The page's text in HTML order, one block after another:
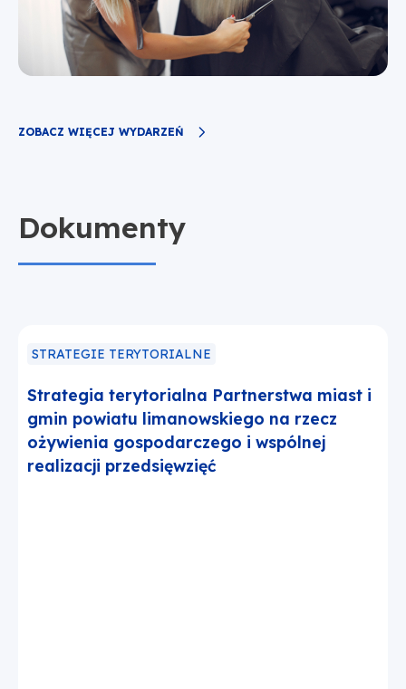
ZOBACZ WIĘCEJ WYDARZEŃ
Dokumenty
STRATEGIE TERYTORIALNE
Strategia terytorialna Partnerstwa miast i
gmin powiatu limanowskiego na rzecz
ożywienia gospodarczego i wspólnej
realizacji przedsięwzięć